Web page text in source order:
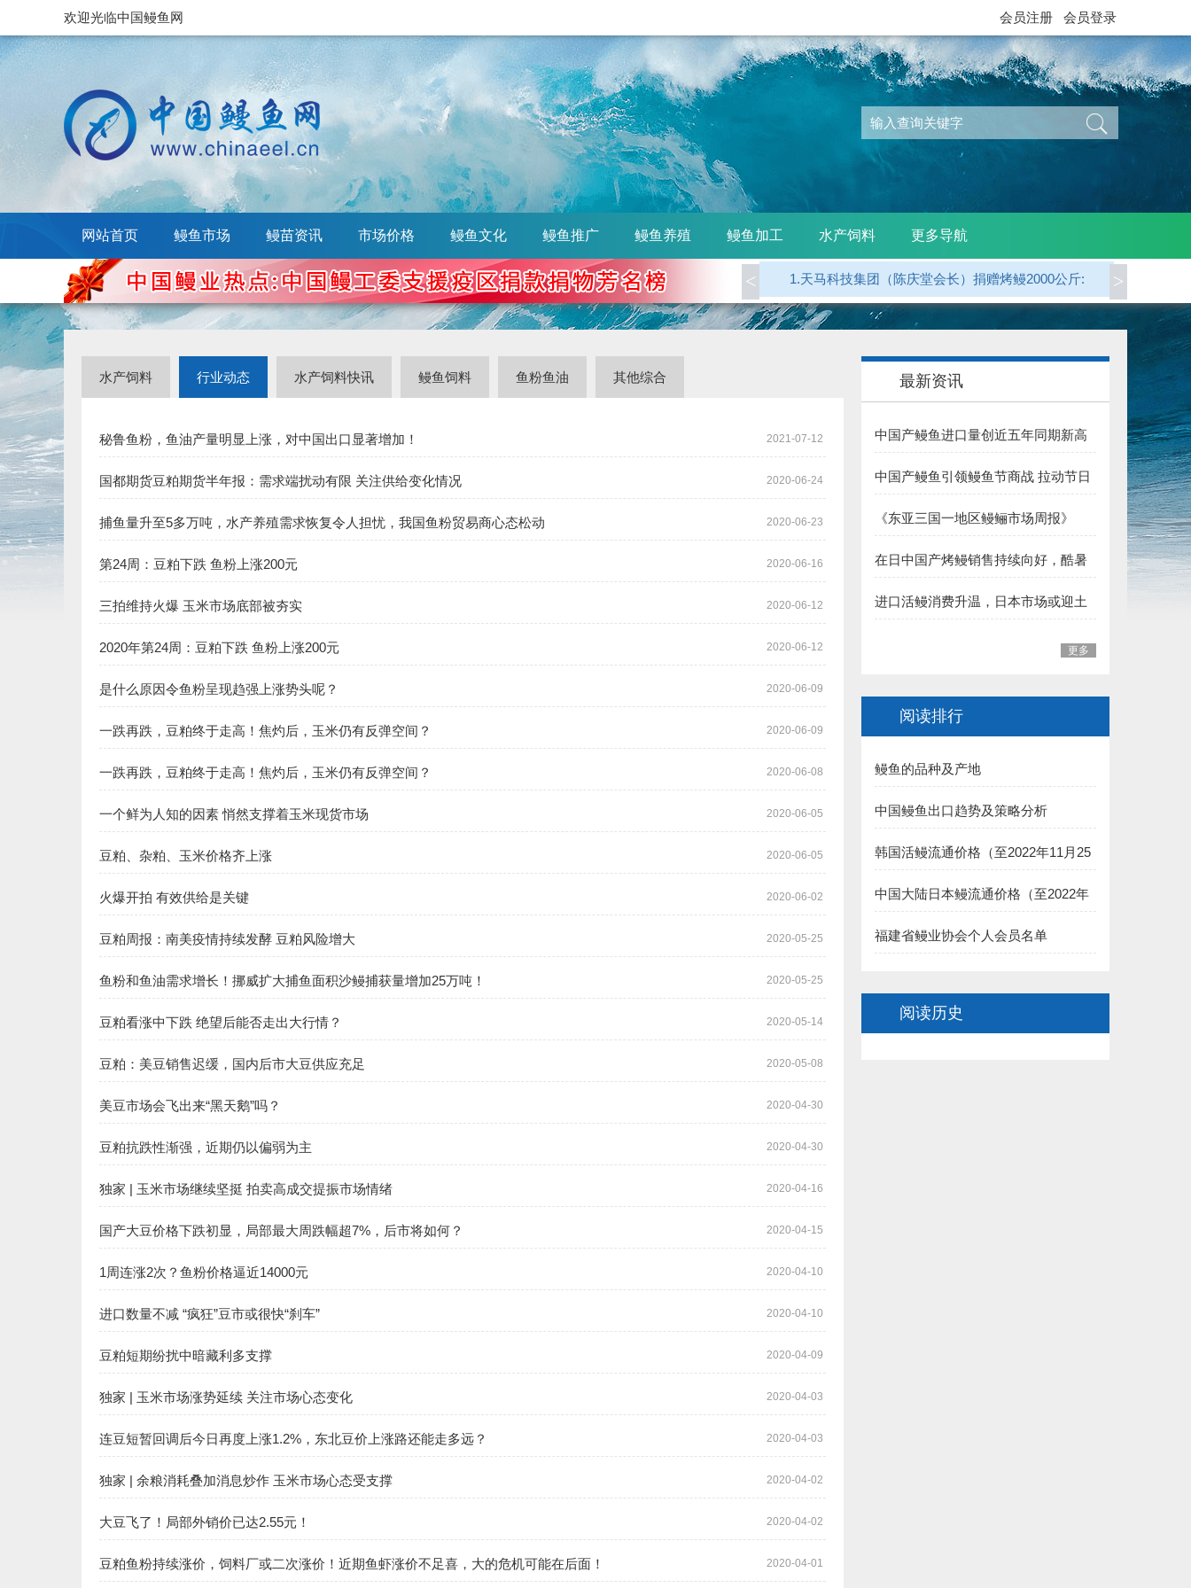
欢迎光临中国鳗鱼网 会员注册 会员登录
网站首页 鳗鱼市场 鳗苗资讯 市场价格 鳗鱼文化 鳗鱼推广 鳗鱼养殖 鳗鱼加工 水产饲料 更多导航
2.广东省鳗业协会 捐赠烤鳗5000公斤:
3.江西西龙公司（天马科技）捐赠烤鳗1000公斤:
4.龙岩 郭贤平副会长 捐赠50000元:
5.三明 华盛集团（姚弓善副会长） 捐赠50000元:
6.长乐 王平雄副会长 捐赠10000元:
福建省鳗业协会:
一、福州市 1.李本华 捐赠50000元:
2.福州 阙院生 捐赠50000元:
3.福州鳗匠餐饮管理有限公司(阮盛泉)捐赠50000元:
4.福建高农饲料有限公司（葛军）捐赠50000元:
5.福州开发区高龙饲料公司 捐赠30000元:
7.福州德远水产有限公司（简新昌）捐赠5000元:
8.福建渔家傲养殖科技有限公司 捐赠5000元:
二、长乐市鳗业协会:
1.长乐聚泉食品有限公司(王家思)捐赠100000元:
2.长乐太平洋食品有限公司（黄依龙） 捐赠50000元:
4.长乐源宏鳗业贸易有限公司(李诗佑)捐赠2万元:
5.福建省星建水产养殖有限公司(陈寿惠)捐赠15000元:
17.福建省泰源养殖有限公司(陈国金)捐赠5000元:
< >
水产饲料 行业动态 水产饲料快讯 鳗鱼饲料 鱼粉鱼油 其他综合
2021-07-12
秘鲁鱼粉，鱼油产量明显上涨，对中国出口显著增加！
2020-06-24
国都期货豆粕期货半年报：需求端扰动有限 关注供给变化情况
2020-06-23
捕鱼量升至5多万吨，水产养殖需求恢复令人担忧，我国鱼粉贸易商心态松动
2020-06-16
第24周：豆粕下跌 鱼粉上涨200元
2020-06-12
三拍维持火爆 玉米市场底部被夯实
2020-06-12
2020年第24周：豆粕下跌 鱼粉上涨200元
2020-06-09
是什么原因令鱼粉呈现趋强上涨势头呢？
2020-06-09
一跌再跌，豆粕终于走高！焦灼后，玉米仍有反弹空间？
2020-06-08
一跌再跌，豆粕终于走高！焦灼后，玉米仍有反弹空间？
2020-06-05
一个鲜为人知的因素 悄然支撑着玉米现货市场
2020-06-05
豆粕、杂粕、玉米价格齐上涨
2020-06-02
火爆开拍 有效供给是关键
2020-05-25
豆粕周报：南美疫情持续发酵 豆粕风险增大
2020-05-25
鱼粉和鱼油需求增长！挪威扩大捕鱼面积沙鳗捕获量增加25万吨！
2020-05-14
豆粕看涨中下跌 绝望后能否走出大行情？
2020-05-08
豆粕：美豆销售迟缓，国内后市大豆供应充足
2020-04-30
美豆市场会飞出来“黑天鹅”吗？
2020-04-30
豆粕抗跌性渐强，近期仍以偏弱为主
2020-04-16
独家 | 玉米市场继续坚挺 拍卖高成交提振市场情绪
2020-04-15
国产大豆价格下跌初显，局部最大周跌幅超7%，后市将如何？
2020-04-10
1周连涨2次？鱼粉价格逼近14000元
2020-04-10
进口数量不减 “疯狂”豆市或很快“刹车”
2020-04-09
豆粕短期纷扰中暗藏利多支撑
2020-04-03
独家 | 玉米市场涨势延续 关注市场心态变化
2020-04-03
连豆短暂回调后今日再度上涨1.2%，东北豆价上涨路还能走多远？
2020-04-02
独家 | 余粮消耗叠加消息炒作 玉米市场心态受支撑
2020-04-02
大豆飞了！局部外销价已达2.55元！
2020-04-01
豆粕鱼粉持续涨价，饲料厂或二次涨价！近期鱼虾涨价不足喜，大的危机可能在后面！
最新资讯
中国产鳗鱼进口量创近五年同期新高
中国产鳗鱼引领鳗鱼节商战 拉动节日
《东亚三国一地区鳗鲡市场周报》
在日中国产烤鳗销售持续向好，酷暑
进口活鳗消费升温，日本市场或迎土
更多
阅读排行
鳗鱼的品种及产地
中国鳗鱼出口趋势及策略分析
韩国活鳗流通价格（至2022年11月25
中国大陆日本鳗流通价格（至2022年
福建省鳗业协会个人会员名单
阅读历史